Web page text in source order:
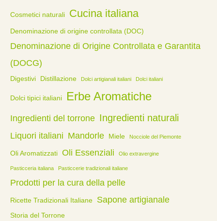
Cosmetici naturali Cucina italiana
Denominazione di origine controllata (DOC)
Denominazione di Origine Controllata e Garantita
(DOCG)
Digestivi Distillazione Dolci artigianali italiani Dolci italiani
Dolci tipici italiani Erbe Aromatiche
Ingredienti del torrone Ingredienti naturali
Liquori italiani Mandorle Miele Nocciole del Piemonte
Oli Aromatizzati Oli Essenziali Olio extravergine
Pasticceria italiana Pasticcerie tradizionali italiane
Prodotti per la cura della pelle
Ricette Tradizionali Italiane Sapone artigianale
Storia del Torrone